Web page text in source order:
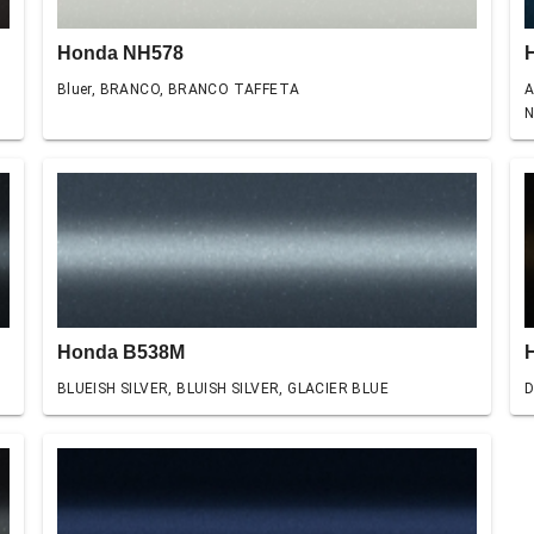
Honda NH578
Bluer, BRANCO, BRANCO TAFFETA
Honda B538M
BLUEISH SILVER, BLUISH SILVER, GLACIER BLUE